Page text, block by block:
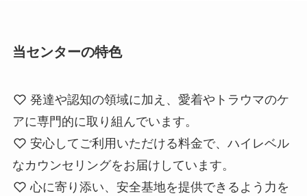
当センターの特色
発達や認知の領域に加え、愛着やトラウマのケ
アに専門的に取り組んでいます。
安心してご利用いただける料金で、ハイレベル
なカウンセリングをお届けしています。
心に寄り添い、安全基地を提供できるよう力を